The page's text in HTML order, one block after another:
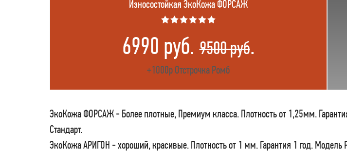
Износостойкая ЭкоКожа ФОРСАЖ
★★★★★★
6990 руб.9500 руб.
+1000р Отстрочка Ромб
ЭкоКожа ФОРСАЖ - Более плотные, Премиум класса. Плотность от 1,25мм.
Стандарт.
ЭкоКожа АРИГОН - хороший, красивые. Плотность от 1 мм. Гарантия 1 год. Модель